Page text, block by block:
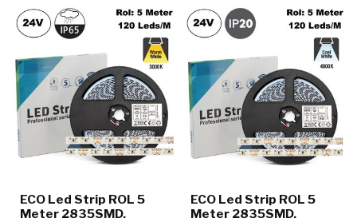
ECO Led Strip ROL 5
Meter 2835SMD,
ECO Led Strip ROL 5
Meter 2835SMD,